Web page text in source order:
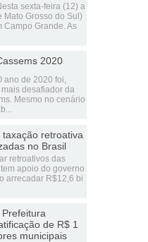
sexta-feira (12) a
Mato Grosso do Sul)
Campo Grande. As
2020
ano de 2020 foi,
desafiador da
Mesmo no cenário
retroativa
no Brasil
retroativos das
apoio do governo
arrecadar R$12,6 bi
Prefeitura
de R$ 1
municipais